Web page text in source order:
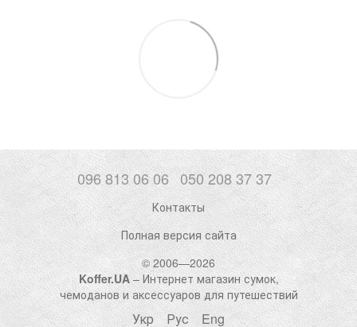
096 813 06 06 050 208 37 37
Контакты
Полная версия сайта
© 2006—2026
Koffer.UA– Интернет магазин сумок,
чемоданов и аксессуаров для путешествий
Укр Рус Eng